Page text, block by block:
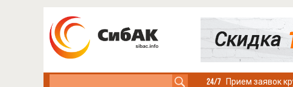
Прием заявок